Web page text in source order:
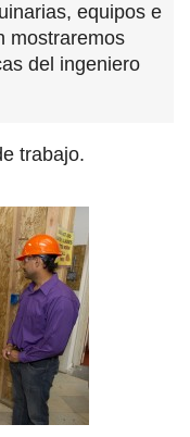
equipos e
mostraremos
del ingeniero
trabajo.